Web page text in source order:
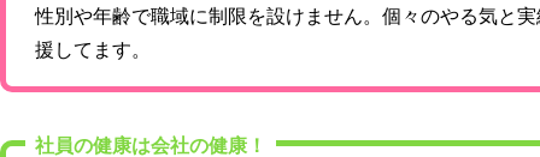
性別や年齢で職域に制限を設けません。個々のやる気と
援してます。
社員の健康は会社の健康！